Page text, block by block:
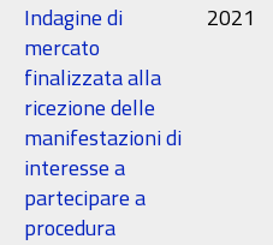
Indagine di
mercato
finalizzata alla
ricezione delle
manifestazioni di
interesse a
partecipare a
procedura
2021